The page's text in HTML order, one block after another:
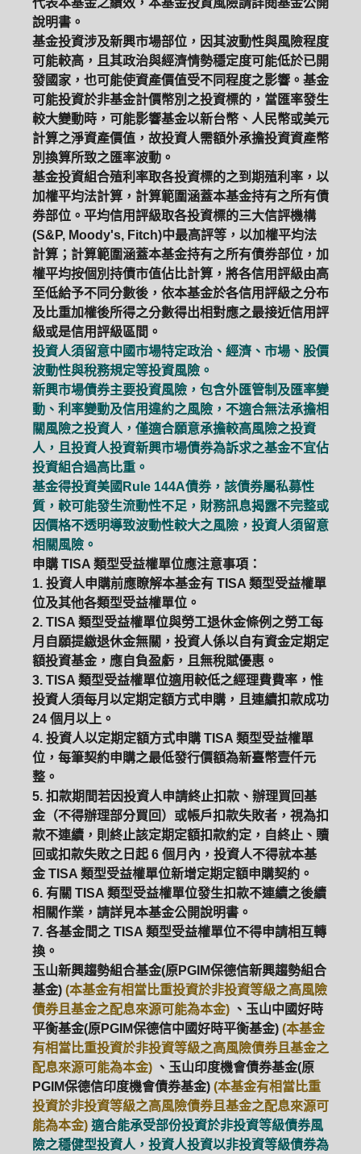
代表本基金之績效，本基金投資風險請詳閱基金公開
說明書。
基金投資涉及新興市場部位，因其波動性與風險程度
可能較高，且其政治與經濟情勢穩定度可能低於已開
發國家，也可能使資產價值受不同程度之影響。基金
可能投資於非基金計價幣別之投資標的，當匯率發生
較大變動時，可能影響基金以新台幣、人民幣或美元
計算之淨資產價值，故投資人需額外承擔投資資產幣
別換算所致之匯率波動。
基金投資組合殖利率取各投資標的之到期殖利率，以
加權平均法計算，計算範圍涵蓋本基金持有之所有債
券部位。平均信用評級取各投資標的三大信評機構
(S&P, Moody's, Fitch)中最高評等，以加權平均法
計算；計算範圍涵蓋本基金持有之所有債券部位，加
權平均按個別持債市值佔比計算，將各信用評級由高
至低給予不同分數後，依本基金於各信用評級之分布
及比重加權後所得之分數得出相對應之最接近信用評
級或是信用評級區間。
投資人須留意中國市場特定政治、經濟、市場、股價
波動性與稅務規定等投資風險。
新興市場債券主要投資風險，包含外匯管制及匯率變
動、利率變動及信用違約之風險，不適合無法承擔相
關風險之投資人，僅適合願意承擔較高風險之投資
人，且投資人投資新興市場債券為訴求之基金不宜佔
投資組合過高比重。
基金得投資美國Rule 144A債券，該債券屬私募性
質，較可能發生流動性不足，財務訊息揭露不完整或
因價格不透明導致波動性較大之風險，投資人須留意
相關風險。
申購 TISA 類型受益權單位應注意事項：
1. 投資人申購前應瞭解本基金有 TISA 類型受益權單
位及其他各類型受益權單位。
2. TISA 類型受益權單位與勞工退休金條例之勞工每
月自願提繳退休金無關，投資人係以自有資金定期定
額投資基金，應自負盈虧，且無稅賦優惠。
3. TISA 類型受益權單位適用較低之經理費費率，惟
投資人須每月以定期定額方式申購，且連續扣款成功
24 個月以上。
4. 投資人以定期定額方式申購 TISA 類型受益權單
位，每筆契約申購之最低發行價額為新臺幣壹仟元
整。
5. 扣款期間若因投資人申請終止扣款、辦理買回基
金（不得辦理部分買回）或帳戶扣款失敗者，視為扣
款不連續，則終止該定期定額扣款約定，自終止、贖
回或扣款失敗之日起 6 個月內，投資人不得就本基
金 TISA 類型受益權單位新增定期定額申購契約。
6. 有關 TISA 類型受益權單位發生扣款不連續之後續
相關作業，請詳見本基金公開說明書。
7. 各基金間之 TISA 類型受益權單位不得申請相互轉
換。
玉山新興趨勢組合基金(原PGIM保德信新興趨勢組合
基金) (本基金有相當比重投資於非投資等級之高風險
債券且基金之配息來源可能為本金) 、玉山中國好時
平衡基金(原PGIM保德信中國好時平衡基金) (本基金
有相當比重投資於非投資等級之高風險債券且基金之
配息來源可能為本金) 、玉山印度機會債券基金(原
PGIM保德信印度機會債券基金) (本基金有相當比重
投資於非投資等級之高風險債券且基金之配息來源可
能為本金) 適合能承受部份投資於非投資等級債券風
險之穩健型投資人，投資人投資以非投資等級債券為